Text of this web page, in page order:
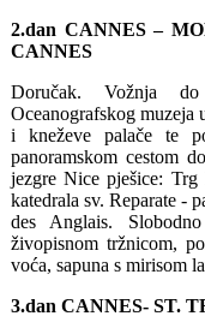
2.dan CANNES –
CANNES
Doručak. Vožnja
Oceanografskog
i kneževe palače te
panoramskom cestom
jezgre Nice pješice:
katedrala sv. Reparate -
des Anglais.
živopisnom tržnicom,
voća, sapuna s mirisom
3.dan CANNES- ST.